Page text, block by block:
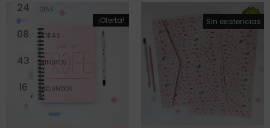
¡Oferta!
24 DÍAS
08 HORAS
43 MINUTOS
15 SEGUNDOS
¡Oferta!
Sin existencias